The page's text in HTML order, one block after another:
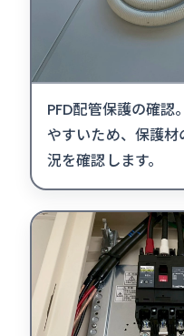
PFD配管保護の確認
やすいため、保護
況を確認します。